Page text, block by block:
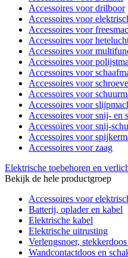
Accessoires voor drilboor
Accessoires voor
Accessoires voor
Accessoires voor
Accessoires voor
Accessoires voor
Accessoires voor
Accessoires voor
Accessoires voor
Accessoires voor
Accessoires voor snij- en
Accessoires voor snij-
Accessoires voor
Accessoires voor zaag
Elektrische toebehoren en
Bekijk de hele productgroep
Accessoires voor
Batterij, oplader en kabel
Elektrische kabel
Elektrische uitrusting
Verlengsnoer,
Wandcontactdoos en